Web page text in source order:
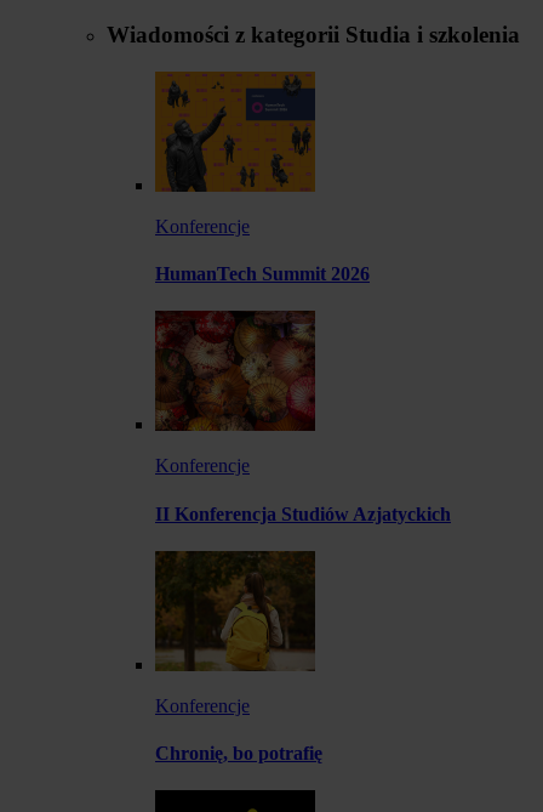
Wiadomości z kategorii Studia i szkolenia
Konferencje
HumanTech Summit 2026
Konferencje
II Konferencja Studiów Azjatyckich
Konferencje
Chronię, bo potrafię